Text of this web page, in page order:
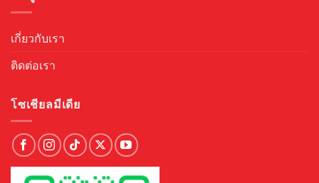
เกี่ยวกับเรา
ติดต่อเรา
โซเชียลมีเดีย